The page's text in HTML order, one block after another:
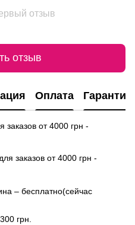
отзыв
отзыв
Оплата Гарантия
от 4000 грн -
заказов от 4000 грн -
– бесплатно(сейчас
грн.